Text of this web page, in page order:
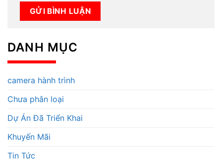
DANH MỤC
camera hành trình
Chưa phân loại
Dự Án Đã Triển Khai
Khuyến Mãi
Tin Tức